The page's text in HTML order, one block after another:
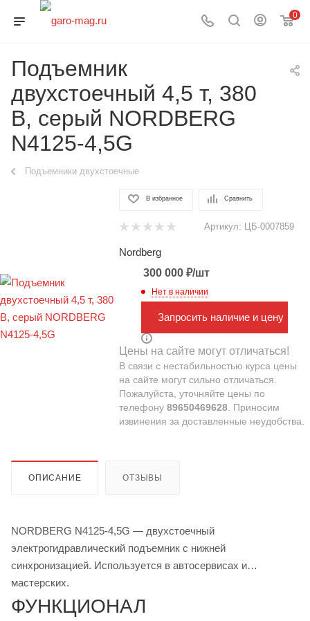
0
Подъемник
двухстоечный 4,5 т, 380
В, серый NORDBERG
N4125-4,5G
Подъемники двухстоечные
В избранное Сравнить
Артикул: ЦБ-0007859
Nordberg
300 000₽/шт
Нет в наличии
Запросить наличие и цену
Цены на сайте могут отличаться!
В связи с нестабильностью курса цены
на сайте могут сильно отличаться.
Пожалуйста, уточняйте цены по
телефону 89650469628. Приносим
извинения за доставленные неудобства.
ОПИСАНИЕ ОТЗЫВЫ
NORDBERG N4125-4,5G — двухстоечный
электрогидравлический подъемник с нижней
синхронизацией. Используется в автосервисах и
мастерских.
ФУНКЦИОНАЛ